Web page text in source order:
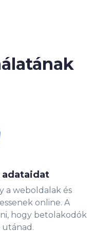
adataidat
a weboldalak és
online. A
hogy betolakodók
utánad.